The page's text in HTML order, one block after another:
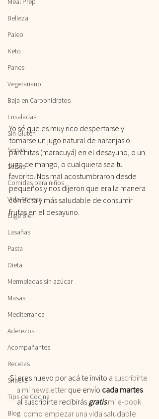
Belleza
Paleo
Keto
Panes
Vegetariano
Baja en Carbohidratos
Ensaladas
Sin Gluten
Sopas
Salsas
Comidas para niños
Vida Fitness
Elige Bien
Lasañas
Pasta
Dieta
Mermeladas sin azúcar
Masas
Mediterranea
Aderezos
Acompañantes
Recetas
Snacks
Tips de Cocina
Blog
Yo sé que es muy rico despertarse y
tomarse un jugo natural de naranjas o
parchitas (maracuyá) en el desayuno, o un
jugo de mango, o cualquiera sea tu
favorito. Nos mal acostumbraron desde
pequeños y nos dijeron que era la manera
correcta y más saludable de consumir
frutas en el desayuno.
Si eres nuevo por acá te invito a suscribirte
a mi newsletter que envío cada martes
al suscribirte recibirás gratis mi e-book
como empezar una vida saludable